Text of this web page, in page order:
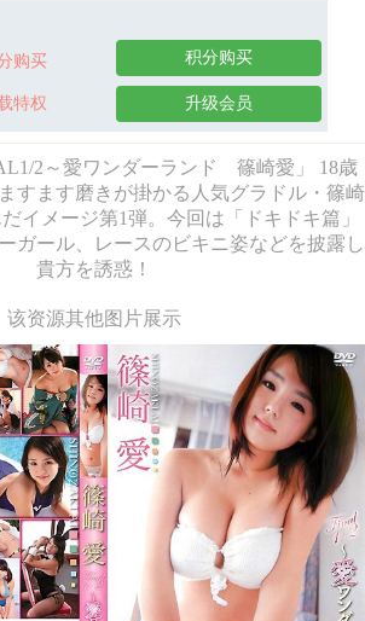
购买
特权
积分购买
升级会员
2～愛ワンダーランド 篠崎愛」 18歳
すます磨きが掛かる人気グラドル・篠崎
イメージ第1弾。今回は「ドキドキ篇」
ガール、レースのビキニ姿などを披露し
貴方を誘惑！
该资源其他图片展示